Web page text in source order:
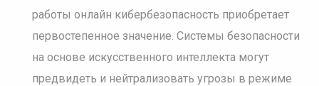
работы онлайн кибербезопасность приобретает
первостепенное значение. Системы безопасности
на основе искусственного интеллекта могут
предвидеть и нейтрализовать угрозы в режиме